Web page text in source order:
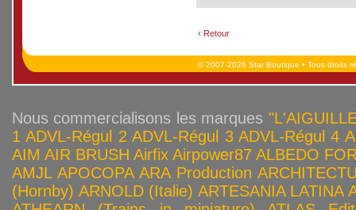
‹ Retour
© 2007-2026 Star Boutique • Tous droits
Nous commercialisons les marques
1 ADVL-Régul 2 ADVL-Régul 3 ADVL-Régul 4
AIM AIR BRUSH Airfix Airpower87 ALBEDO
AMJL APOCOPA ARA Production
(Hornby) ARNOLD (Italie) ARTESANIA LATINA